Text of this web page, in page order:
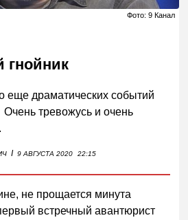
Фото: 9 Канал
гнойник
еще драматических событий
тревожусь и очень
I 9 АВГУСТА 2020 22:15
не прощается минута
встречный авантюрист